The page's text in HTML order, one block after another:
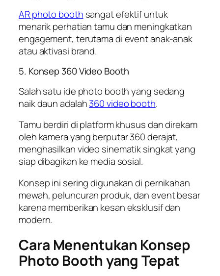
AR photo booth sangat efektif untuk
menarik perhatian tamu dan meningkatkan
engagement, terutama di event anak-anak
atau aktivasi brand.
5. Konsep 360 Video Booth
Salah satu ide photo booth yang sedang
naik daun adalah360 video booth.
Tamu berdiri di platform khusus dan direkam
oleh kamera yang berputar 360 derajat,
menghasilkan video sinematik singkat yang
siap dibagikan ke media sosial.
Konsep ini sering digunakan di pernikahan
mewah, peluncuran produk, dan event besar
karena memberikan kesan eksklusif dan
modern.
Cara Menentukan Konsep
Photo Booth yang Tepat